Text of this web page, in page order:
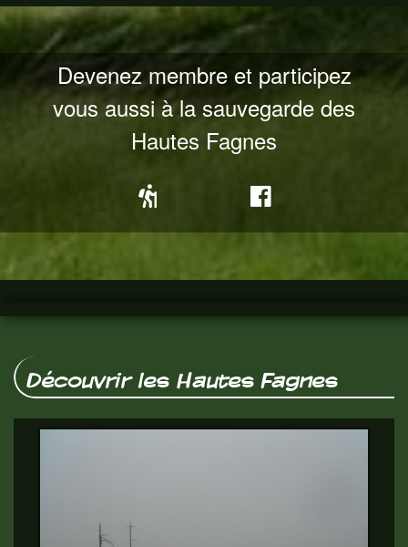
Devenez membre et participez
vous aussi à la sauvegarde des
Hautes Fagnes
Découvrir les Hautes Fagnes